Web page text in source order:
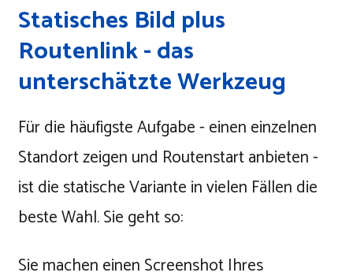
Statisches Bild plus
Routenlink - das
unterschätzte Werkzeug
Für die häufigste Aufgabe - einen einzelnen
Standort zeigen und Routenstart anbieten -
ist die statische Variante in vielen Fällen die
beste Wahl. Sie geht so:
Sie machen einen Screenshot Ihres